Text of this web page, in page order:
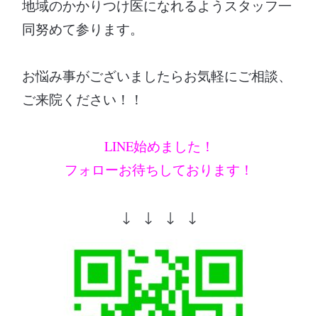
地域のかかりつけ医になれるようスタッフ一
同努めて参ります。
お悩み事がございましたらお気軽にご相談、
ご来院ください！！
LINE始めました！
フォローお待ちしております！
↓ ↓ ↓ ↓